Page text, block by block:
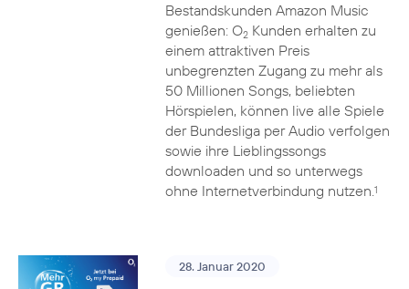
Bestandskunden Amazon Music
genießen: O2Kunden erhalten zu
einem attraktiven Preis
unbegrenzten Zugang zu mehr als
50 Millionen Songs, beliebten
Hörspielen, können live alle Spiele
der Bundesliga per Audio verfolgen
sowie ihre Lieblingssongs
downloaden und so unterwegs
ohne Internetverbindung nutzen.1
28. Januar 2020